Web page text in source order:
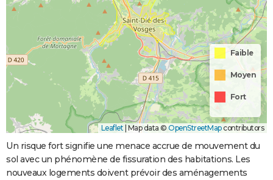
Faible
Moyen
Fort
Leaflet Map data © OpenStreetMapcontributors
Un risque fort signifie une menace accrue de mouvement du
sol avec un phénomène de fissuration des habitations. Les
nouveaux logements doivent prévoir des aménagements